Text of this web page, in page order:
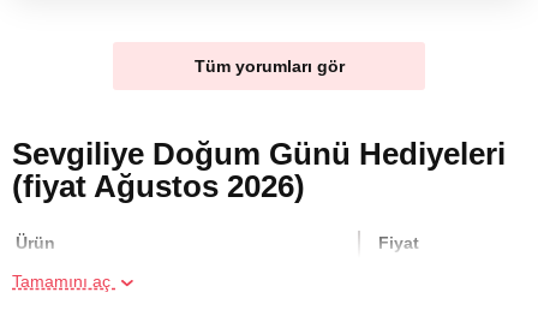
Tüm yorumları gör
Sevgiliye Doğum Günü Hediyeleri
(fiyat Ağustos 2026)
Ürün Fiyat
Tamamını aç